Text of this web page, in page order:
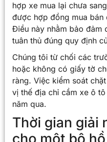
hợp xe mua lại chưa
được hợp đồng mua
Điều này nhằm bảo đảm
tuân thủ đúng quy định
Chúng tôi từ chối các
hoặc không có giấy tờ
ràng. Việc kiểm soát
vị thế địa chỉ cầm xe ô
năm qua.
Thời gian giải
cho một bộ